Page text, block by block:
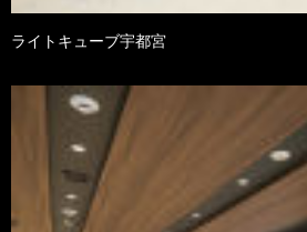
ライトキューブ宇都宮